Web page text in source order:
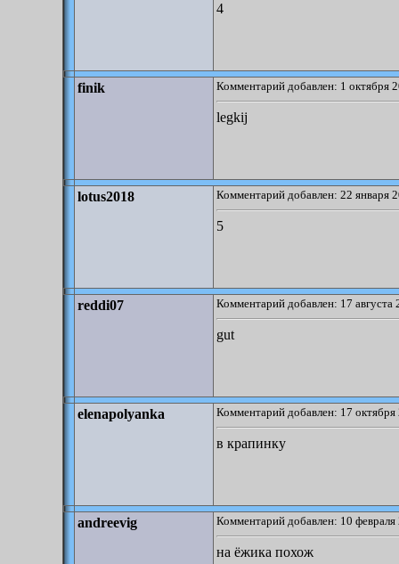
4
finik Комментарий добавлен: 1 октября
legkij
lotus2018 Комментарий добавлен: 22 января
5
reddi07 Комментарий добавлен: 17 августа
gut
elenapolyanka Комментарий добавлен: 17
в крапинку
andreevig Комментарий добавлен: 10
на ёжика похож